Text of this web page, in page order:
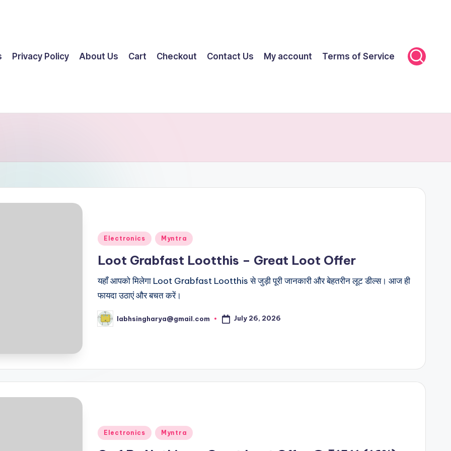
Privacy Policy About Us Cart Checkout Contact Us My account Terms of Service
Posted
Electronics Myntra
Loot Grabfast Lootthis – Great Loot Offer
यहाँ आपको मिलेगा Loot Grabfast Lootthis से जुड़ी पूरी जानकारी और बेहतरीन लूट डील्स। आज ही
फायदा उठाएं और बचत करें।
Posted
by
labhsingharya@gmail.com July 26, 2026
Posted
Electronics Myntra